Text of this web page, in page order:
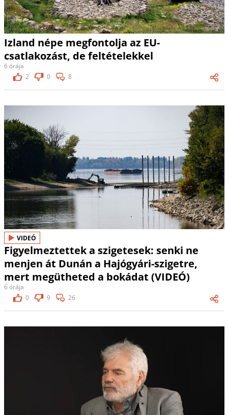
Izland népe megfontolja az EU-
csatlakozást, de feltételekkel
6 órája
2
0 8
VIDEÓ
Figyelmeztettek a szigetesek: senki ne
menjen át Dunán a Hajógyári-szigetre,
mert megütheted a bokádat (VIDEÓ)
6 órája
0
9 26